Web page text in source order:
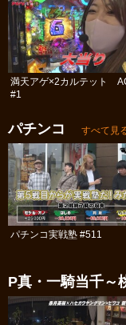
満天アゲ×2カルテット
#1
パチンコ すべて見
パチンコ実戦塾 #511
P真・一騎当千～